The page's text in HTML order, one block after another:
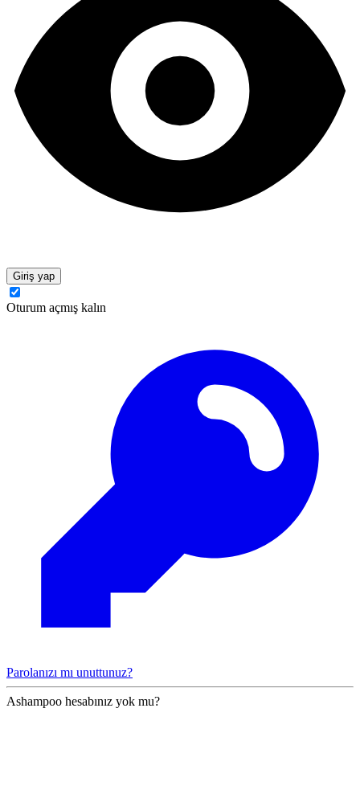
Giriş yap
Oturum açmış kalın
Parolanızı mı unuttunuz?
Ashampoo hesabınız yok mu?